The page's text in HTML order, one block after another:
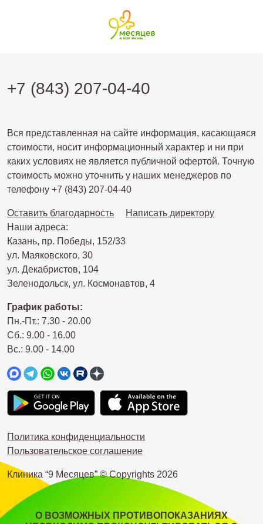
+7 (843) 207-04-40
Вся представленная на сайте информация, касающаяся
стоимости, носит информационный характер и ни при
каких условиях не является публичной офертой. Точную
стоимость можно уточнить у наших менеджеров по
телефону +7 (843) 207-04-40
Оставить благодарность
Написать директору
Наши адреса:
Казань, пр. Победы, 152/33
ул. Маяковского, 30
ул. Декабристов, 104
Зеленодольск, ул. Космонавтов, 4
График работы:
Пн.-Пт.: 7.30 - 20.00
Сб.: 9.00 - 16.00
Вс.: 9.00 - 14.00
Клиника “9 Месяцев” © Copyrights 2026
Политика конфиденциальности
Пользовательское соглашение
О ВОЗМОЖНЫХ ПРОТИВОПОКАЗАНИЯХ